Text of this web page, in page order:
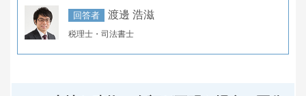
回答者 渡邊 浩滋
税理士・司法書士